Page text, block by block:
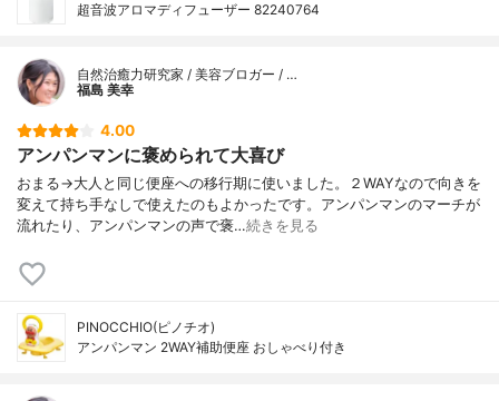
超音波アロマディフューザー 82240764
自然治癒力研究家 / 美容ブロガー / …
福島 美幸
4.00
アンパンマンに褒められて大喜び
おまる→大人と同じ便座への移行期に使いました。２WAYなので向きを
変えて持ち手なしで使えたのもよかったです。アンパンマンのマーチが
流れたり、アンパンマンの声で褒…続きを見る
PINOCCHIO(ピノチオ)
アンパンマン 2WAY補助便座 おしゃべり付き